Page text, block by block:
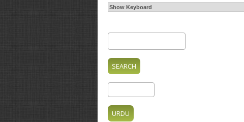
Show Keyboard